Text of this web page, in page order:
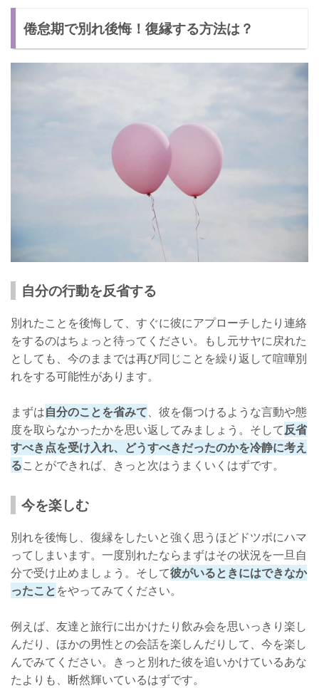
倦怠期で別れ後悔！復縁する方法は？
自分の行動を反省する
別れたことを後悔して、すぐに彼にアプローチしたり連絡
をするのはちょっと待ってください。もし元サヤに戻れた
としても、今のままでは再び同じことを繰り返して喧嘩別
れをする可能性があります。
まずは自分のことを省みて、彼を傷つけるような言動や態
度を取らなかったかを思い返してみましょう。そして反省
すべき点を受け入れ、どうすべきだったのかを冷静に考え
ることができれば、きっと次はうまくいくはずです。
今を楽しむ
別れを後悔し、復縁をしたいと強く思うほどドツボにハマ
ってしまいます。一度別れたならまずはその状況を一旦自
分で受け止めましょう。そして彼がいるときにはできなか
ったことをやってみてください。
例えば、友達と旅行に出かけたり飲み会を思いっきり楽し
んだり、ほかの男性との会話を楽しんだりして、今を楽し
んでみてください。きっと別れた彼を追いかけているあな
たよりも、断然輝いているはずです。